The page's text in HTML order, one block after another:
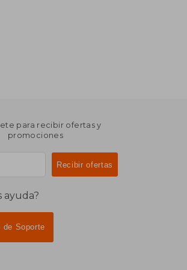
para recibir ofertas y
promociones
ayuda?
de Soporte